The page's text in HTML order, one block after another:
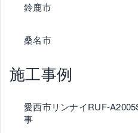
鈴鹿市
桑名市
施工事例
愛西市リンナイRUF-
事